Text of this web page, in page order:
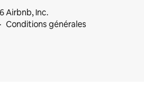
Airbnb, Inc.
Conditions générales